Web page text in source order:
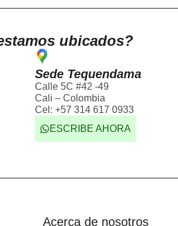
ubicados?
Sede Tequendama
Calle 5C #42 -49
Cali – Colombia
Cel: +57 314 617 0933
ESCRIBE AHORA
Acerca de nosotros